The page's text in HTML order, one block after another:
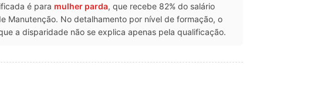
é para mulher parda, que recebe 82% do salário
Manutenção. No detalhamento por nível de formação, o
a disparidade não se explica apenas pela qualificação.